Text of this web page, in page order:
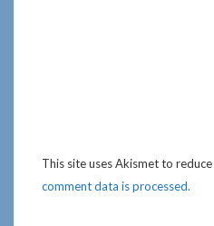
This site uses Akismet to reduce
comment data is processed.